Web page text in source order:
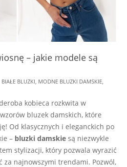
– jakie modele są
BIAŁE BLUZKI MODNE BLUZKI DAMSKIE
kobieca rozkwita w
bluzek damskich, które
Od klasycznych i eleganckich po
– bluzki damskie są niezwykle
stylizacji, który pozwala wyrazić
za najnowszymi trendami. Pozwól,